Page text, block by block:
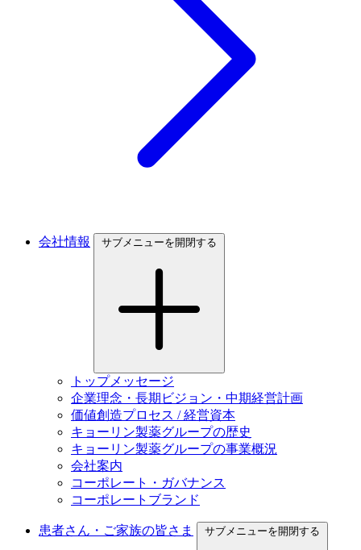
会社情報 サブメニューを開閉する
トップメッセージ
企業理念・長期ビジョン・中期経営計画
価値創造プロセス / 経営資本
キョーリン製薬グループの歴史
キョーリン製薬グループの事業概況
会社案内
コーポレート・ガバナンス
コーポレートブランド
患者さん・ご家族の皆さま サブメニューを開閉する